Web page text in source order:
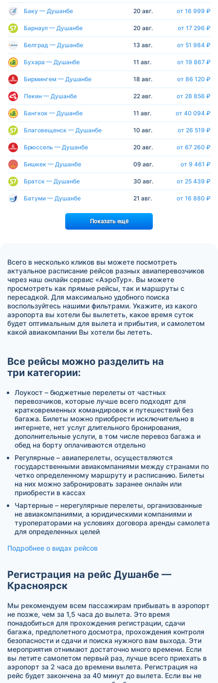
Баку — Душанбе 20 авг. от 16 999 ₽
Барнаул — Душанбе 20 авг. от 17 296 ₽
Белград — Душанбе 13 авг. от 51 984 ₽
Бухара — Душанбе 11 авг. от 19 867 ₽
Бирмингем — Душанбе 18 авг. от 86 120 ₽
Пекин — Душанбе 22 авг. от 28 856 ₽
Бангкок — Душанбе 11 авг. от 40 094 ₽
Благовещенск — Душанбе 10 авг. от 26 519 ₽
Брюссель — Душанбе 20 авг. от 67 260 ₽
Бишкек — Душанбе 09 авг. от 9 461 ₽
Братск — Душанбе 30 авг. от 25 439 ₽
Батуми — Душанбе 21 авг. от 16 880 ₽
Показать ещё
Всего в несколько кликов вы можете посмотреть
актуальное расписание рейсов разных авиаперевозчиков
через наш онлайн сервис «АэроТур». Вы можете
просмотреть как прямые рейсы, так и маршруты с
пересадкой. Для максимально удобного поиска
воспользуйтесь нашими фильтрами. Укажите, из какого
аэропорта вы хотели бы вылететь, какое время суток
будет оптимальным для вылета и прибытия, и самолетом
какой авиакомпании Вы хотели бы лететь.
Все рейсы можно разделить на
три категории:
Лоукост – бюджетные перелеты от частных
перевозчиков, которые лучше всего подходят для
кратковременных командировок и путешествий без
багажа. Билеты можно приобрести исключительно в
интернете, нет услуг длительного бронирования,
дополнительные услуги, в том числе перевоз багажа и
обед на борту оплачиваются отдельно
Регулярные – авиаперелеты, осуществляются
государственными авиакомпаниями между странами по
четко определенному маршруту и расписанию. Билеты
на них можно забронировать заранее онлайн или
приобрести в кассах
Чартерные – нерегулярные перелеты, организованные
не авиакомпаниями, а юридическими компаниями и
туроператорами на условиях договора аренды самолета
для определенных целей
Подробнее о видах рейсов
Регистрация на рейс Душанбе —
Красноярск
Мы рекомендуем всем пассажирам прибывать в аэропорт
не позже, чем за 1,5 часа до вылета. Это время
понадобиться для прохождения регистрации, сдачи
багажа, предполетного досмотра, прохождения контроля
безопасности и сдачи и поиска нужного вам выхода. Эти
мероприятия отнимают достаточно много времени. Если
вы летите самолетом первый раз, лучше всего приехать в
аэропорт за 2 часа до времени вылета. Регистрация на
рейс будет закончена за 40 минут до вылета. Если вы не